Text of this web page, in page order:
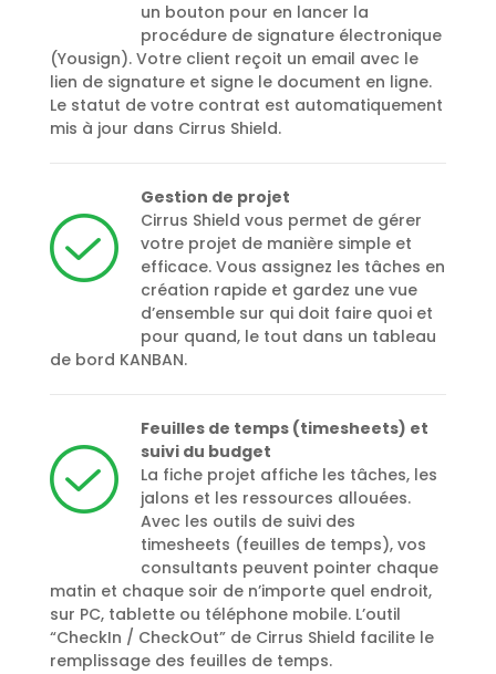
un bouton pour en lancer la
procédure de signature électronique
(Yousign). Votre client reçoit un email avec le
lien de signature et signe le document en ligne.
Le statut de votre contrat est automatiquement
mis à jour dans Cirrus Shield.
Gestion de projet
Cirrus Shield vous permet de gérer
votre projet de manière simple et
efficace. Vous assignez les tâches en
création rapide et gardez une vue
d’ensemble sur qui doit faire quoi et
pour quand, le tout dans un tableau
de bord KANBAN.
Feuilles de temps (timesheets) et
suivi du budget
La fiche projet affiche les tâches, les
jalons et les ressources allouées.
Avec les outils de suivi des
timesheets (feuilles de temps), vos
consultants peuvent pointer chaque
matin et chaque soir de n’importe quel endroit,
sur PC, tablette ou téléphone mobile. L’outil
“CheckIn / CheckOut” de Cirrus Shield facilite le
remplissage des feuilles de temps.